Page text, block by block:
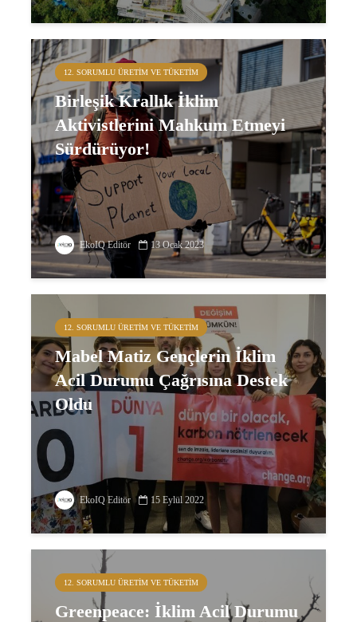
12. SORUMLU ÜRETIM VE TÜKETIM
Birleşik Krallık İklim
Aktivistlerini Mahkum Etmeyi
Sürdürüyor!
EkoIQ Editör 13 Ocak 2023
12. SORUMLU ÜRETIM VE TÜKETIM
Mabel Matiz Gençlerin İklim
Acil Durumu Çağrısına Destek
Oldu
EkoIQ Editör 15 Eylül 2022
12. SORUMLU ÜRETIM VE TÜKETIM
Greenpeace: İklim Acil Durumu